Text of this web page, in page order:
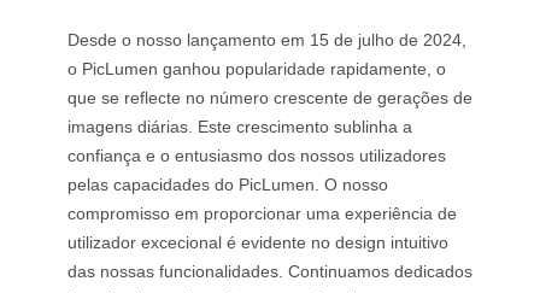
Desde o nosso lançamento em 15 de julho de 2024,
o PicLumen ganhou popularidade rapidamente, o
que se reflecte no número crescente de gerações de
imagens diárias. Este crescimento sublinha a
confiança e o entusiasmo dos nossos utilizadores
pelas capacidades do PicLumen. O nosso
compromisso em proporcionar uma experiência de
utilizador excecional é evidente no design intuitivo
das nossas funcionalidades. Continuamos dedicados